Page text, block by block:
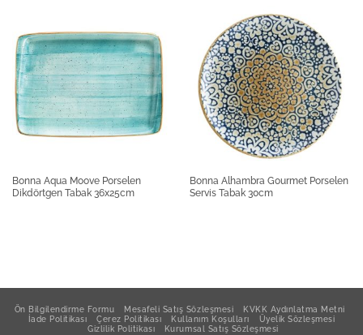
Güral Porselen Bodrum Kayık Tabak 26cm
Güral Porselen Bodrum Kayık Tabak 21cm
Güral Porselen Bodrum Roden Düz Tabak 30cm
Bonna Aqua Moove Porselen
Dikdörtgen Tabak 36x25cm
Bonna Alhambra Gourmet Porselen
Servis Tabak 30cm
Ön Bilgilendirme Formu Mesafeli Satış Sözleşmesi
KVKK Aydınlatma Metni
İade Politikası
Çerez Politikası Kullanım Koşulları
Üyelik Sözleşmesi
Gizlilik Politikası
Kurumsal Satış Sözleşmesi